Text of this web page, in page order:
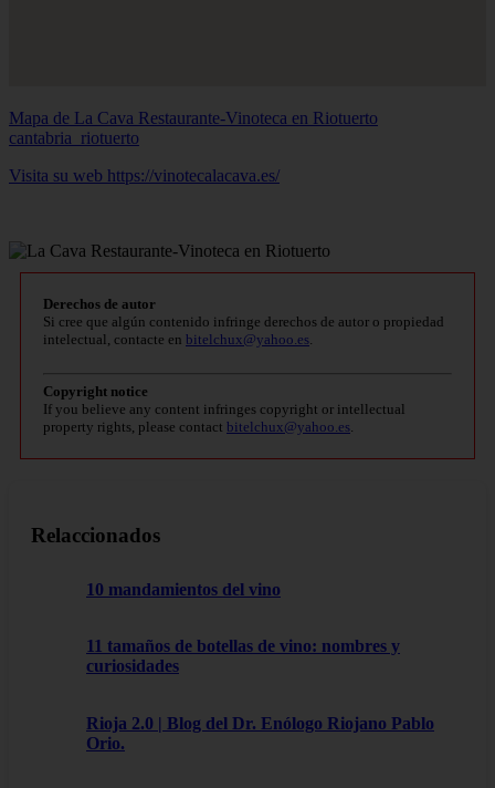
Mapa de La Cava Restaurante-Vinoteca en Riotuerto
cantabria_riotuerto
Visita su web https://vinotecalacava.es/
Derechos de autor
Si cree que algún contenido infringe derechos de autor o propiedad
intelectual, contacte en bitelchux@yahoo.es
Copyright notice
If you believe any content infringes copyright or intellectual
property rights, please contact bitelchux@yahoo.es
Relaccionados
10 mandamientos del vino
11 tamaños de botellas de vino: nombres y
curiosidades
Rioja 2.0 | Blog del Dr. Enólogo Riojano Pablo
Orio.